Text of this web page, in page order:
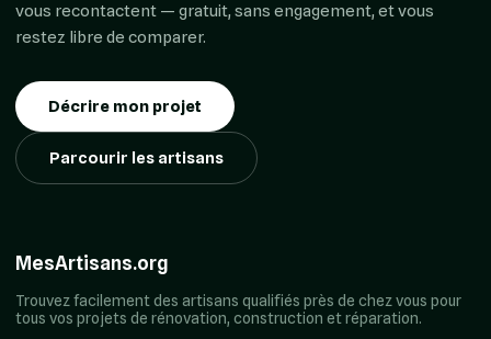
vous recontactent — gratuit, sans engagement, et vous
restez libre de comparer.
Décrire mon projet
Parcourir les artisans
MesArtisans.org
Trouvez facilement des artisans qualifiés près de chez vous pour
tous vos projets de rénovation, construction et réparation.